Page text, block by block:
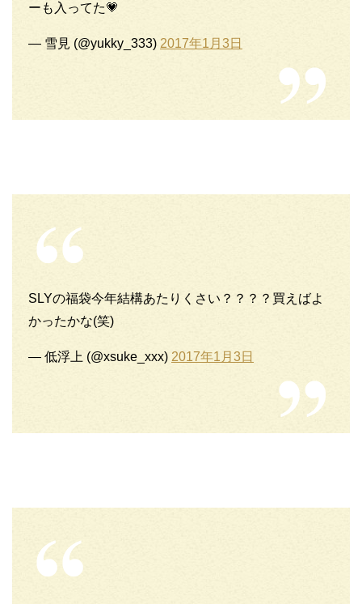
ーも入ってた💗
— 雪見 (@yukky_333) 2017年1月3日
SLYの福袋今年結構あたりくさい？？？？買えばよ
かったかな(笑)
— 低浮上 (@xsuke_xxx) 2017年1月3日